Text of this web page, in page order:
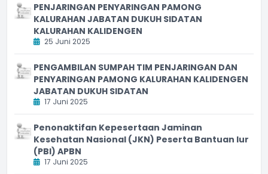
PENJARINGAN PENYARINGAN PAMONG
KALURAHAN JABATAN DUKUH SIDATAN
KALURAHAN KALIDENGEN
25 Juni 2025
PENGAMBILAN SUMPAH TIM PENJARINGAN DAN
PENYARINGAN PAMONG KALURAHAN KALIDENGEN
JABATAN DUKUH SIDATAN
17 Juni 2025
Penonaktifan Kepesertaan Jaminan
Kesehatan Nasional (JKN) Peserta Bantuan Iur
(PBI) APBN
17 Juni 2025